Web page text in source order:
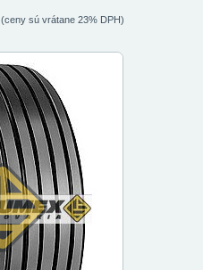
(ceny sú vrátane 23% DPH)